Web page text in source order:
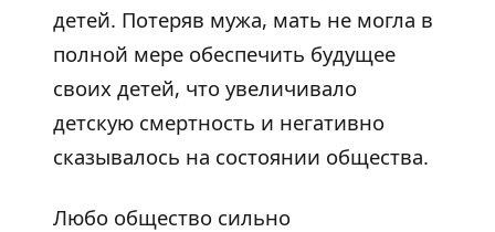
детей. Потеряв мужа, мать не могла в
полной мере обеспечить будущее
своих детей, что увеличивало
детскую смертность и негативно
сказывалось на состоянии общества.
Любо общество сильно